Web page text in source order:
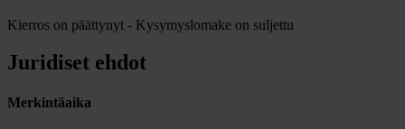
Kierros on päättynyt - Kysymyslomake on suljettu
Juridiset ehdot
Merkintäaika